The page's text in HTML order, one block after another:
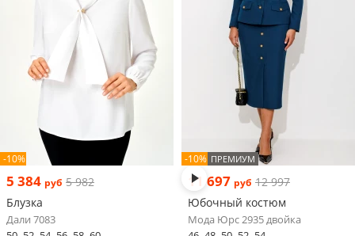
-10%
5 384 руб 5 982
Блузка
Дали 7083
-10% ПРЕМИУМ
11 697 руб 12 997
Юбочный костюм
Мода Юрс 2935 двойка